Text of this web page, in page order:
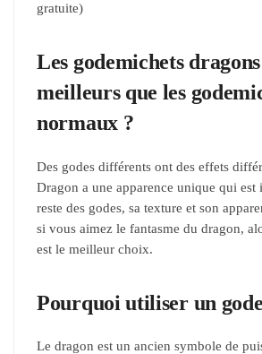
gratuite)
Les godemichets
meilleurs que les
normaux ?
Des godes différents ont des effets
Dragon a une apparence unique qui est
reste des godes, sa texture et son
si vous aimez le fantasme du dragon,
est le meilleur choix.
Pourquoi utiliser un
Le dragon est un ancien symbole de